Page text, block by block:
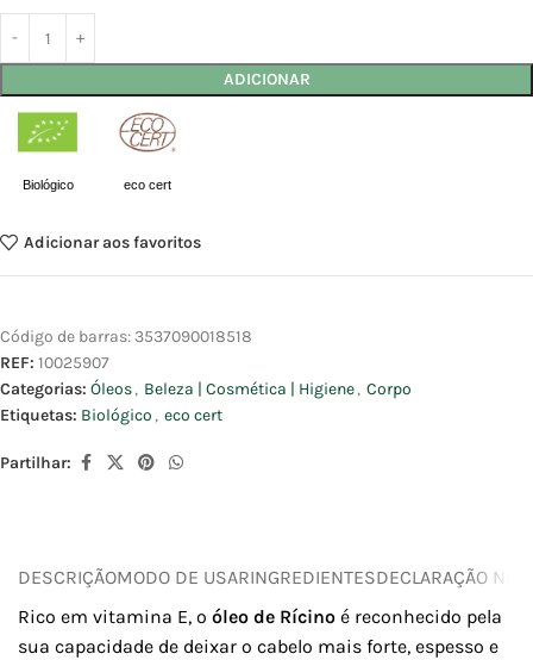
ADICIONAR
Biológico eco cert
Adicionar aos favoritos
Código de barras: 3537090018518
REF: 10025907
Categorias: Óleos, Beleza | Cosmética | Higiene, Corpo
Etiquetas: Biológico , eco cert
Partilhar:
DESCRIÇÃOMODO DE USARINGREDIENTESDECLARAÇÃO
Rico em vitamina E, o óleo de Rícino é reconhecido pela
sua capacidade de deixar o cabelo mais forte, espesso e